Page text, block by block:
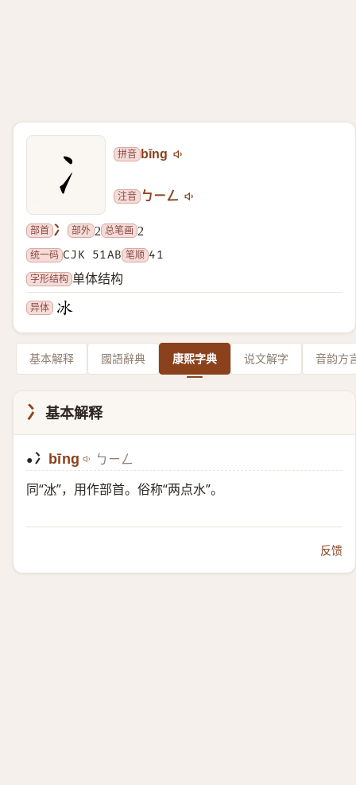
拼音 bīng
注音 ㄅㄧㄥ
部首 冫 部外 2 总笔画 2
统一码 CJK 51AB 笔顺 41
字形结构 单体结构
异体
基本解释 國語辭典 康熙字典 说文解字 音韵方
冫 基本解释
● 冫 bīng ㄅㄧㄥ
同“冰”，用作部首。俗称“两点水”。
反馈